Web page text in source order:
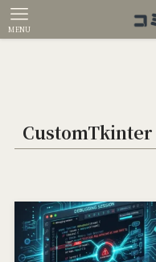
MENU
CustomTkinter